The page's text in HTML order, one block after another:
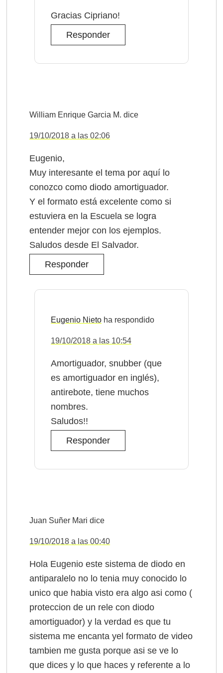
Gracias Cipriano!
Responder
William Enrique Garcia M. dice
19/10/2018 a las 02:06
Eugenio,
Muy interesante el tema por aquí lo
conozco como diodo amortiguador.
Y el formato está excelente como si
estuviera en la Escuela se logra
entender mejor con los ejemplos.
Saludos desde El Salvador.
Responder
Eugenio Nieto
19/10/2018 a las 10:54
Amortiguador, snubber (que
es amortiguador en inglés),
antirebote, tiene muchos
nombres.
Saludos!!
Responder
Juan Suñer Mari dice
19/10/2018 a las 00:40
Hola Eugenio este sistema de diodo en
antiparalelo no lo tenia muy conocido lo
unico que habia visto era algo asi como (
proteccion de un rele con diodo
amortiguador) y la verdad es que tu
sistema me encanta yel formato de video
tambien me gusta porque asi se ve lo
que dices y lo que haces y referente a lo